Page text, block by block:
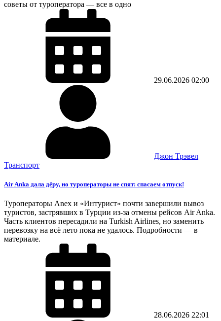
советы от туроператора — все в одно
29.06.2026 02:00
Джон Трэвел
Транспорт
Air Anka дала дёру, но туроператоры не спят: спасаем отпуск!
Туроператоры Anex и «Интурист» почти завершили вывоз
туристов, застрявших в Турции из-за отмены рейсов Air Anka.
Часть клиентов пересадили на Turkish Airlines, но заменить
перевозку на всё лето пока не удалось. Подробности — в
материале.
28.06.2026 22:01